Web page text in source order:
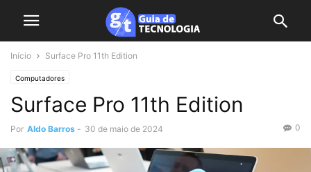
Início Surface Pro 11th Edition
Computadores
Surface Pro 11th Edition
Por Aldo Barros - 30 de maio de 2024 0